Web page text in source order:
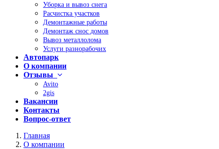
Уборка и вывоз снега
Расчистка участков
Демонтажные работы
Демонтаж снос домов
Вывоз металлолома
Услуги разнорабочих
Автопарк
О компании
Отзывы
Avito
2gis
Вакансии
Контакты
Вопрос-ответ
Главная
О компании